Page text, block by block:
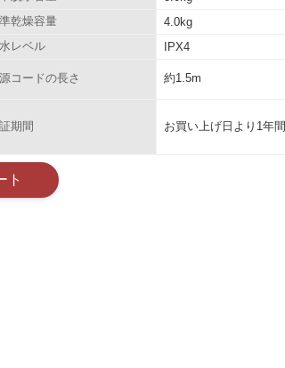
乾燥容量 4.0kg
レベル IPX4
コードの長さ 約1.5m
期間 お買い上げ日より1年間
ト